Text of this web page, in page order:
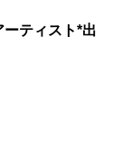
ティスト*出